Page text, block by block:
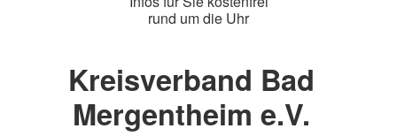
rund um die Uhr
Kreisverband Bad
Mergentheim e.V.